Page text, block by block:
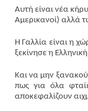
Αυτή είναι νέα
Αμερικανοί) αλλά
Η Γαλλία είναι η
ξεκίνησε η
Και να μην
πως για όλα
αποκεφαλίζουν